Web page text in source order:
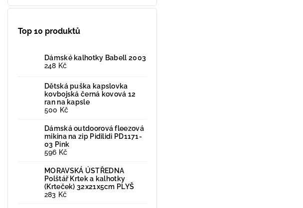
Top 10 produktů
Dámské kalhotky Babell 2003
248 Kč
Dětská puška kapslovka
kovbojská černá kovová 12
ran na kapsle
500 Kč
Dámská outdoorová fleezová
mikina na zip Pidilidi PD1171-
03 Pink
596 Kč
MORAVSKÁ ÚSTŘEDNA
Polštář Krtek a kalhotky
(Krteček) 32x21x5cm PLYŠ
283 Kč